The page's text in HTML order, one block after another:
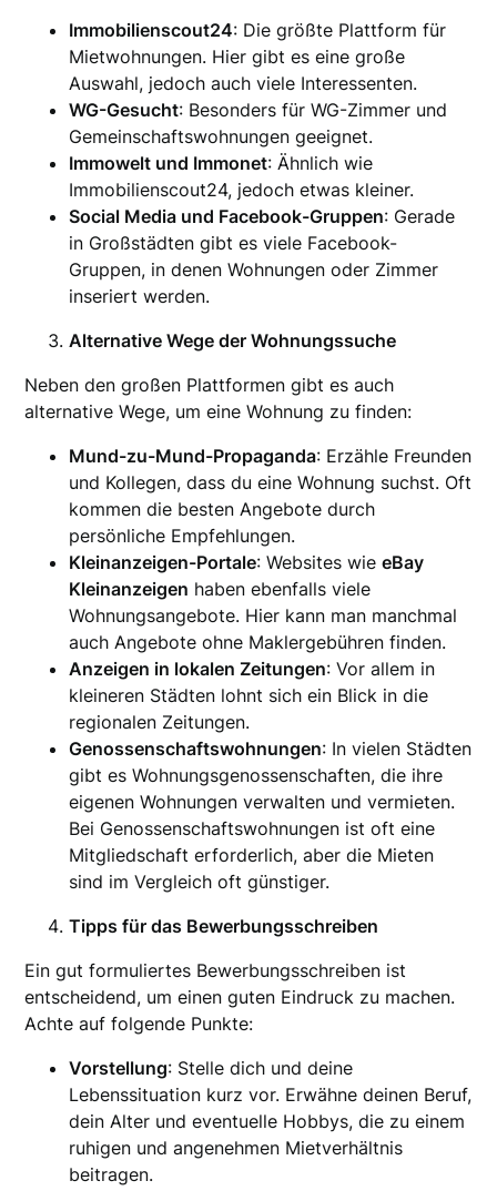
Immobilienscout24: Die größte Plattform für
Mietwohnungen. Hier gibt es eine große
Auswahl, jedoch auch viele Interessenten.
WG-Gesucht: Besonders für WG-Zimmer und
Gemeinschaftswohnungen geeignet.
Immowelt und Immonet: Ähnlich wie
Immobilienscout24, jedoch etwas kleiner.
Social Media und Facebook-Gruppen: Gerade
in Großstädten gibt es viele Facebook-
Gruppen, in denen Wohnungen oder Zimmer
inseriert werden.
Alternative Wege der Wohnungssuche
Neben den großen Plattformen gibt es auch
alternative Wege, um eine Wohnung zu finden:
Mund-zu-Mund-Propaganda: Erzähle Freunden
und Kollegen, dass du eine Wohnung suchst. Oft
kommen die besten Angebote durch
persönliche Empfehlungen.
Kleinanzeigen-Portale: Websites wieeBay
Kleinanzeigen haben ebenfalls viele
Wohnungsangebote. Hier kann man manchmal
auch Angebote ohne Maklergebühren finden.
Anzeigen in lokalen Zeitungen: Vor allem in
kleineren Städten lohnt sich ein Blick in die
regionalen Zeitungen.
Genossenschaftswohnungen: In vielen Städten
gibt es Wohnungsgenossenschaften, die ihre
eigenen Wohnungen verwalten und vermieten.
Bei Genossenschaftswohnungen ist oft eine
Mitgliedschaft erforderlich, aber die Mieten
sind im Vergleich oft günstiger.
Tipps für das Bewerbungsschreiben
Ein gut formuliertes Bewerbungsschreiben ist
entscheidend, um einen guten Eindruck zu machen.
Achte auf folgende Punkte:
Vorstellung: Stelle dich und deine
Lebenssituation kurz vor. Erwähne deinen Beruf,
dein Alter und eventuelle Hobbys, die zu einem
ruhigen und angenehmen Mietverhältnis
beitragen.